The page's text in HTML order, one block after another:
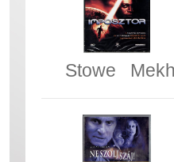
Stowe